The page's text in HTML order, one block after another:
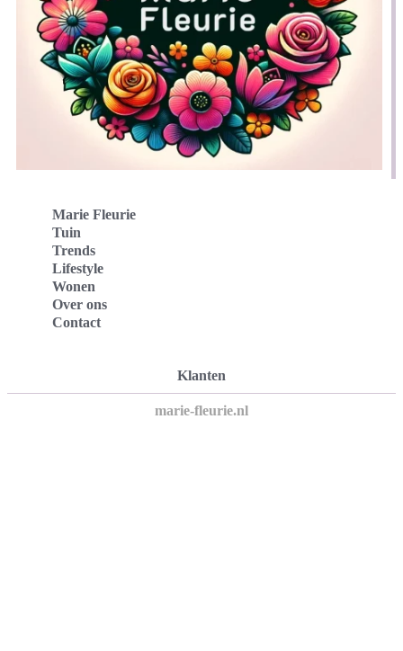
Marie Fleurie
Tuin
Trends
Lifestyle
Wonen
Over ons
Contact
Klanten
marie-fleurie.nl